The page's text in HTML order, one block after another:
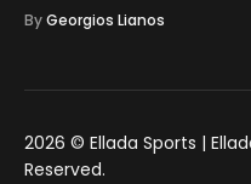
ByGeorgios Lianos
2026 © Ellada Sports |
Reserved.